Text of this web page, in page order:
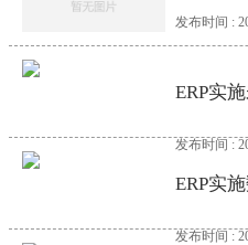
发布时间 :
ERP实
发布时间 :
ERP实
发布时间 :